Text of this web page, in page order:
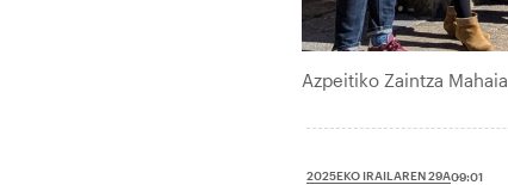
Azpeitiko Zaintza
2025EKO IRAILAREN 29A09:01